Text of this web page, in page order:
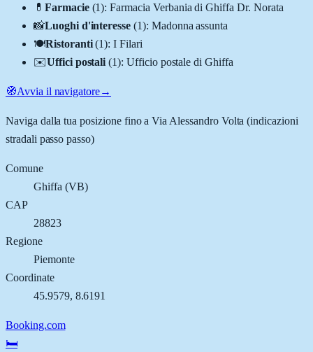
💊 Farmacie (1):Farmacia Verbania di Ghiffa Dr. Norata
📸Luoghi d'interesse (1): Madonna assunta
🍽️Ristoranti (1):I Filari
✉️Uffici postali (1): Ufficio postale di Ghiffa
🧭Avvia il navigatore→
Naviga dalla tua posizione fino aVia Alessandro Volta (indicazioni
stradali passo passo)
Comune
Ghiffa (VB)
CAP
28823
Regione
Piemonte
Coordinate
45.9579, 8.6191
Booking.com
🛏️